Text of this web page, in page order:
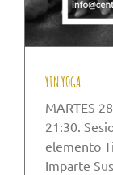
YIN YOGA
MARTES
21:30.
elemento
Imparte